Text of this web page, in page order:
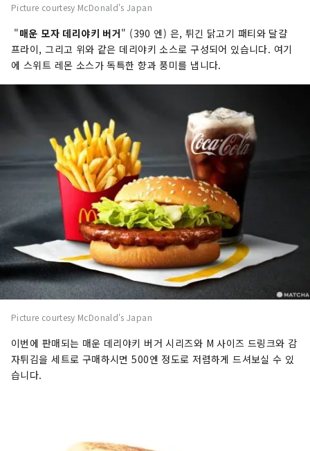
Picture courtesy McDonald's Japan
"매운 모자 데리야키 버거" (390 엔) 은, 튀긴 닭고기 패티와 달걀
프라이, 그리고 위와 같은 데리야키 소스로 구성되어 있습니다. 여기
에 스위트 레몬 소스가 독특한 향과 풍미를 냅니다.
Picture courtesy McDonald's Japan
이번에 판매되는 매운 데리야키 버거 시리즈와 M 사이즈 드링크와 감
자튀김을 세트로 구매하시면 500엔 정도로 저렴하게 드셔보실 수 있
습니다.